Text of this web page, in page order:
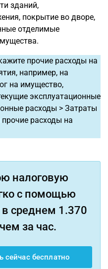
зданий,
покрытие во дворе,
отделимые
прочие расходы на
например, на
на имущество,
эксплуатационные
расходы > Затраты
расходы на
налоговую
с помощью
в среднем 1.370
за час.
сейчас бесплатно